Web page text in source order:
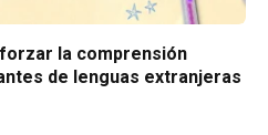
la comprensión
de lenguas extranjeras